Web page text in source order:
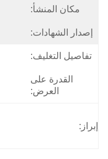
مكان المنشأ:
إصدار الشهادات:
تفاصيل التغليف:
القدرة على
العرض:
إبراز: